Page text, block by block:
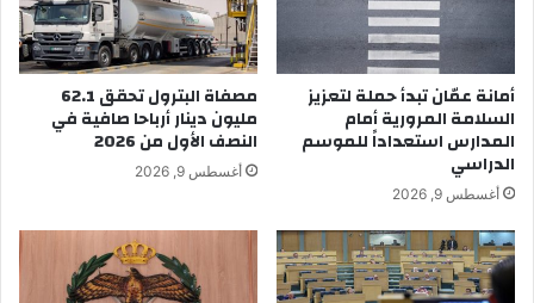
أمانة عمّان تبدأ حملة لتعزيز
السلامة المرورية أمام
المدارس استعداداً للموسم
الدراسي
أغسطس 9, 2026
مصفاة البترول تحقق 62.1
مليون دينار أرباحا صافية في
النصف الأول من 2026
أغسطس 9, 2026